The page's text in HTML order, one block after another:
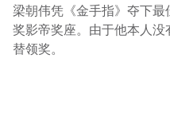
梁朝伟凭《金手指》夺下
奖影帝奖座。由于他本人
替领奖。